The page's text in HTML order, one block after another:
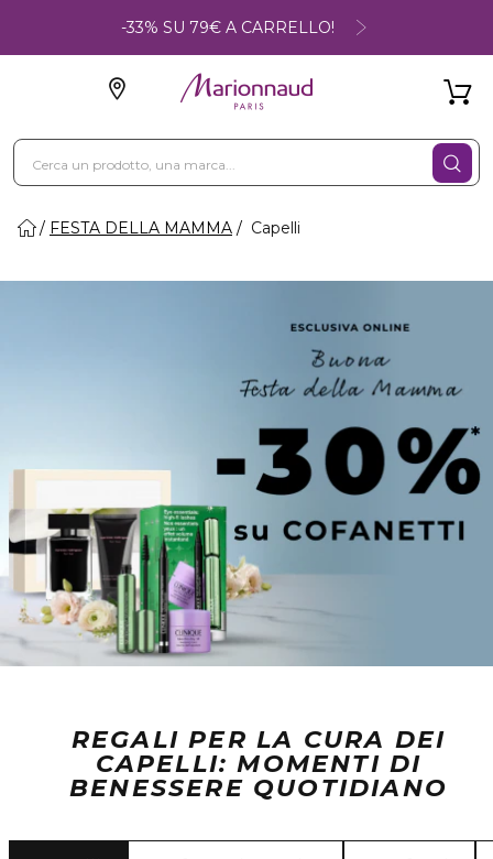
-33% SU 79€ A CARRELLO!
FESTA DELLA MAMMA Capelli
REGALI PER LA CURA DEI
CAPELLI: MOMENTI DI
BENESSERE QUOTIDIANO